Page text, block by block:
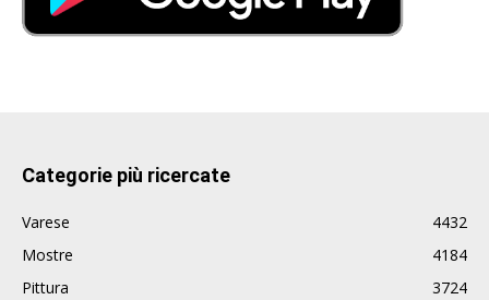
Categorie più ricercate
Varese
4432
Mostre
4184
Pittura
3724